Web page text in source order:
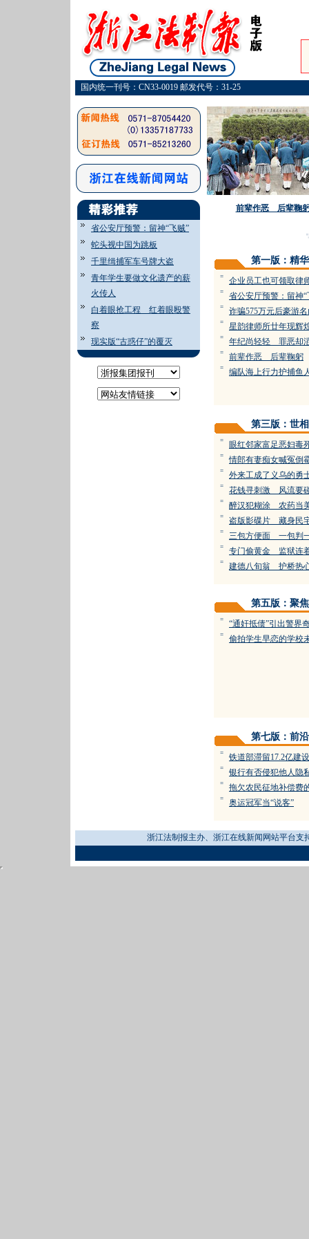
国内统一刊号：CN33-0019 邮发代号：31-25
省公安厅预警：留神“飞贼”
蛇头视中国为跳板
千里缉捕军车号牌大盗
青年学生要做文化遗产的薪
火传人
白着眼抢工程 红着眼殴警
察
现实版“古惑仔”的覆灭
前辈作恶 后辈鞠
第一版：精
= 企业员工也可领取律
= 省公安厅预警：留神“
= 诈骗575万元后豪游
= 星韵律师所廿年现辉
= 年纪尚轻轻 罪恶却
= 前辈作恶 后辈鞠躬
= 编队海上行力护捕鱼
第三版：世相
= 眼红邻家富足恶妇毒
= 情郎有妻痴女喊冤倒
= 外来工成了义乌的勇
= 花钱寻刺激 风流要
= 醉汉犯糊涂 农药当
= 盗版影碟片 藏身民
= 三包方便面 一包判
= 专门偷黄金 监狱连
= 建德八旬翁 护桥热
第五版：聚焦
= “通奸抵债”引出警界
= 偷拍学生早恋的学校
第七版：前沿
= 铁道部滞留17.2亿建
= 银行有否侵犯他人隐
= 拖欠农民征地补偿费
= 奥运冠军当“说客”
浙江法制报主办、浙江在线新闻网站平台